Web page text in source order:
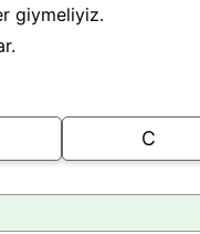
giymeliyiz.
C